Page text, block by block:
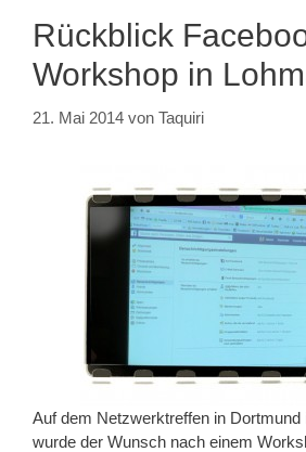
Rückblick
Workshop in
21. Mai 2014 von Taquiri
Auf dem Netzwerktreffen in
wurde der Wunsch nach einem